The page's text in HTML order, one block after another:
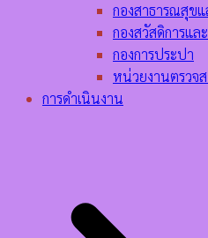
กองสาธารณสุข
กองสวัสดิการแล
กองการประปา
หน่วยงานตรวจ
การดำเนินงาน